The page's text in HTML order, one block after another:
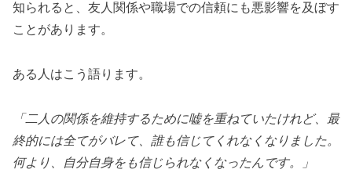
知られると、友人関係や職場での信頼にも悪影響を及ぼす
ことがあります。
ある人はこう語ります。
「二人の関係を維持するために嘘を重ねていたけれど、最
終的には全てがバレて、誰も信じてくれなくなりました。
何より、自分自身をも信じられなくなったんです。」